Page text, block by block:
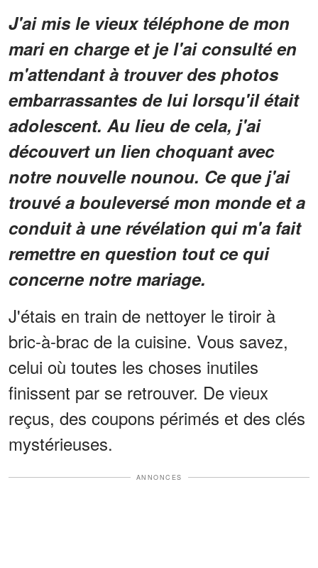
J'ai mis le vieux téléphone de mon
mari en charge et je l'ai consulté en
m'attendant à trouver des photos
embarrassantes de lui lorsqu'il était
adolescent. Au lieu de cela, j'ai
découvert un lien choquant avec
notre nouvelle nounou. Ce que j'ai
trouvé a bouleversé mon monde et a
conduit à une révélation qui m'a fait
remettre en question tout ce qui
concerne notre mariage.
J'étais en train de nettoyer le tiroir à
bric-à-brac de la cuisine. Vous savez,
celui où toutes les choses inutiles
finissent par se retrouver. De vieux
reçus, des coupons périmés et des clés
mystérieuses.
ANNONCES